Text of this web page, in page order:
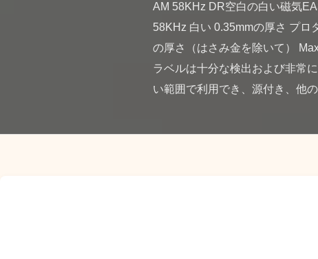
AM 58KHz DR空白の白い磁気
58KHz 白い 0.35mmの厚さ プロ
の厚さ（はさみ金を除いて）
ラベルは十分な検出および非常
い範囲で利用でき、源付き、他